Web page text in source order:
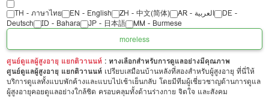
TH - ‏ภาษาไทย EN - English ZH - 中文(简体) ‏AR - ‏العربية‏
DE -
Deutsch
ID - Bahara JP - 日本語
MM - Burmese
moreless
ศูนย์ดูแลผู้สูงอายุ แยกติวานนท์ : ทางเลือกสำหรับการดูแลอย่างมีคุณภาพ
ศูนย์ดูแลผู้สูงอายุ แยกติวานนท์ เปรียบเสมือนบ้านหลังที่สองสำหรับผู้สูงอายุ ที่นี่ให้
บริการดูแลทั้งแบบพักค้างและแบบไปเช้าเย็นกลับ โดยมีทีมผู้เชี่ยวชาญด้านการดูแล
ผู้สูงอายุคอยดูแลอย่างใกล้ชิด ครอบคลุมทั้งด้านร่างกาย จิตใจ และสังคม